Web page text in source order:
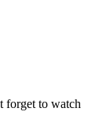
forget to watch